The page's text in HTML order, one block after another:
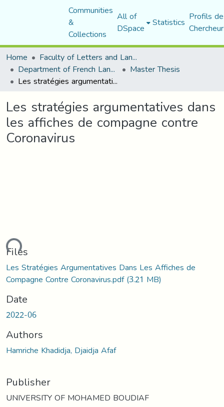
Communities
&
Collections
All of
DSpace Statistics Profils
Home
Faculty of Letters and Languages
Department of French Language and Literature Master Thesis
Les stratégies argumentatives dans les affiches de compagne contre Coronavirus
Les stratégies argumentatives dans
les affiches de compagne contre
Coronavirus
Files
Les Stratégies Argumentatives Dans Les Affiches de
Compagne Contre Coronavirus.pdf(3.21 MB)
Date
2022-06
Authors
Hamriche Khadidja, Djaidja Afaf
Publisher
UNIVERSITY OF MOHAMED BOUDIAF